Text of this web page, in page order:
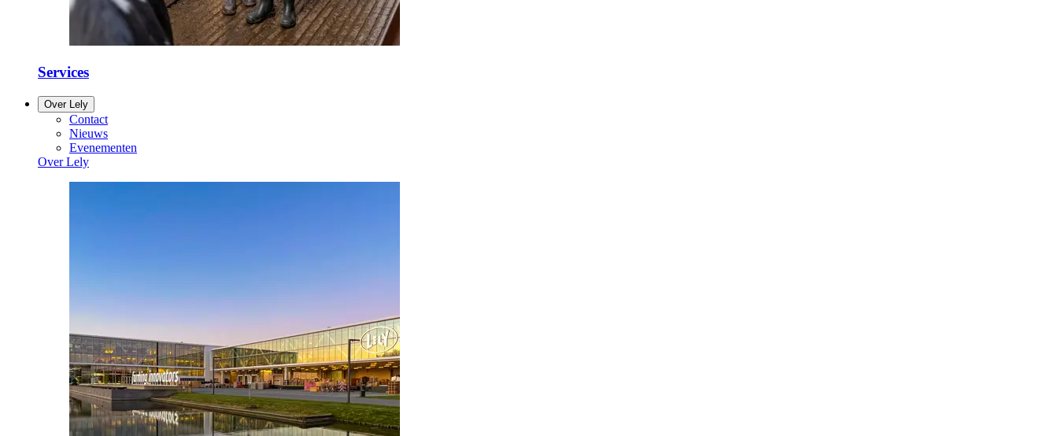
Services
Over Lely
Contact
Nieuws
Evenementen
Over Lely